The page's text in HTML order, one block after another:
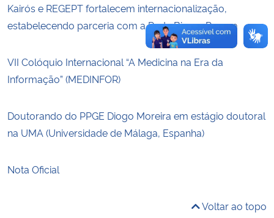
Planalto
Kairós e REGEPT fortalecem internacionalização,
estabelecendo parceria com a Rede Bioma Pampa
VII Colóquio Internacional “A Medicina na Era da
Informação” (MEDINFOR)
Doutorando do PPGE Diogo Moreira em estágio doutoral
na UMA (Universidade de Málaga, Espanha)
Nota Oficial
Voltar ao topo